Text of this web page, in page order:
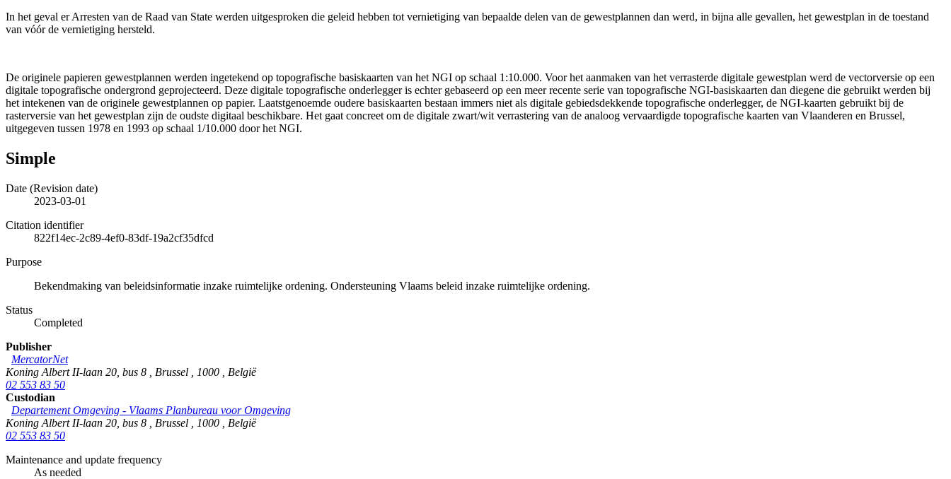
In het geval er Arresten van de Raad van State werden uitgesproken die geleid hebben tot vernietiging van bepaalde delen van de gewestplannen dan werd, in bijna alle gevallen, het gewestplan in de toestand
van vóór de vernietiging hersteld.
De originele papieren gewestplannen werden ingetekend op topografische basiskaarten van het NGI op schaal 1:10.000. Voor het aanmaken van het verrasterde digitale gewestplan werd de vectorversie op een
digitale topografische ondergrond geprojecteerd. Deze digitale topografische onderlegger is echter gebaseerd op een meer recente serie van topografische NGI-basiskaarten dan diegene die gebruikt werden bij
het intekenen van de originele gewestplannen op papier. Laatstgenoemde oudere basiskaarten bestaan immers niet als digitale gebiedsdekkende topografische onderlegger, de NGI-kaarten gebruikt bij de
rasterversie van het gewestplan zijn de oudste digitaal beschikbare. Het gaat concreet om de digitale zwart/wit verrastering van de analoog vervaardigde topografische kaarten van Vlaanderen en Brussel,
uitgegeven tussen 1978 en 1993 op schaal 1/10.000 door het NGI.
Simple
Date (Revision date)
2023-03-01
Citation identifier
822f14ec-2c89-4ef0-83df-19a2cf35dfcd
Purpose
Bekendmaking van beleidsinformatie inzake ruimtelijke ordening. Ondersteuning Vlaams beleid inzake ruimtelijke ordening.
Status
Completed
Publisher
MercatorNet
Koning Albert II-laan 20, bus 8
Brussel 1000
België
02 553 83 50
Custodian
Departement Omgeving - Vlaams Planbureau voor Omgeving
Koning Albert II-laan 20, bus 8
Brussel 1000
België
02 553 83 50
Maintenance and update frequency
As needed